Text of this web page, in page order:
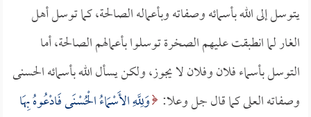
يتوسل إلى الله بأسمائه وصفاته وبأعماله الصالحة، كما توسل أهل
الغار لما انطبقت عليهم الصخرة توسلوا بأعمالهم الصالحة، أما
التوسل بأسماء فلان وفلان لا يجوز، ولكن يسأل الله بأسمائه الحسنى
وصفاته العلى كما قال جل وعلا: وَلِلَّهِ الأَسْمَاءُ الْحُسْنَى فَادْعُوهُ بِهَا